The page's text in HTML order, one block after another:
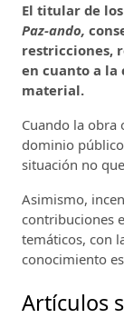
El titular de
Paz-ando,
restricciones,
en cuanto a la
material.
Cuando la obra
dominio
situación no
Asimismo,
contribuciones
temáticos, con
conocimiento
Artículos